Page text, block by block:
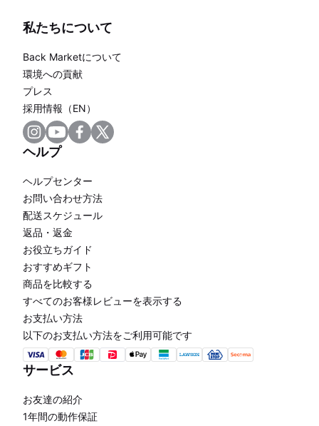
私たちについて
Back Marketについて
環境への貢献
プレス
採用情報（EN）
ヘルプ
ヘルプセンター
お問い合わせ方法
配送スケジュール
返品・返金
お役立ちガイド
おすすめギフト
商品を比較する
すべてのお客様レビューを表示する
お支払い方法
以下のお支払い方法をご利用可能です
サービス
お友達の紹介
1年間の動作保証